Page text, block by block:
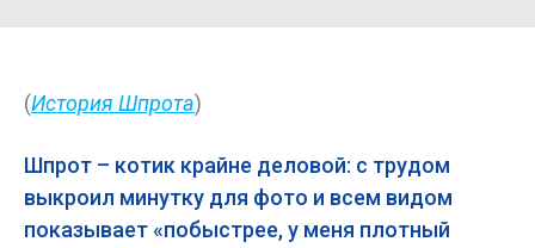
(История Шпрота)
Шпрот – котик крайне деловой: с трудом
выкроил минутку для фото и всем видом
показывает «побыстрее, у меня плотный